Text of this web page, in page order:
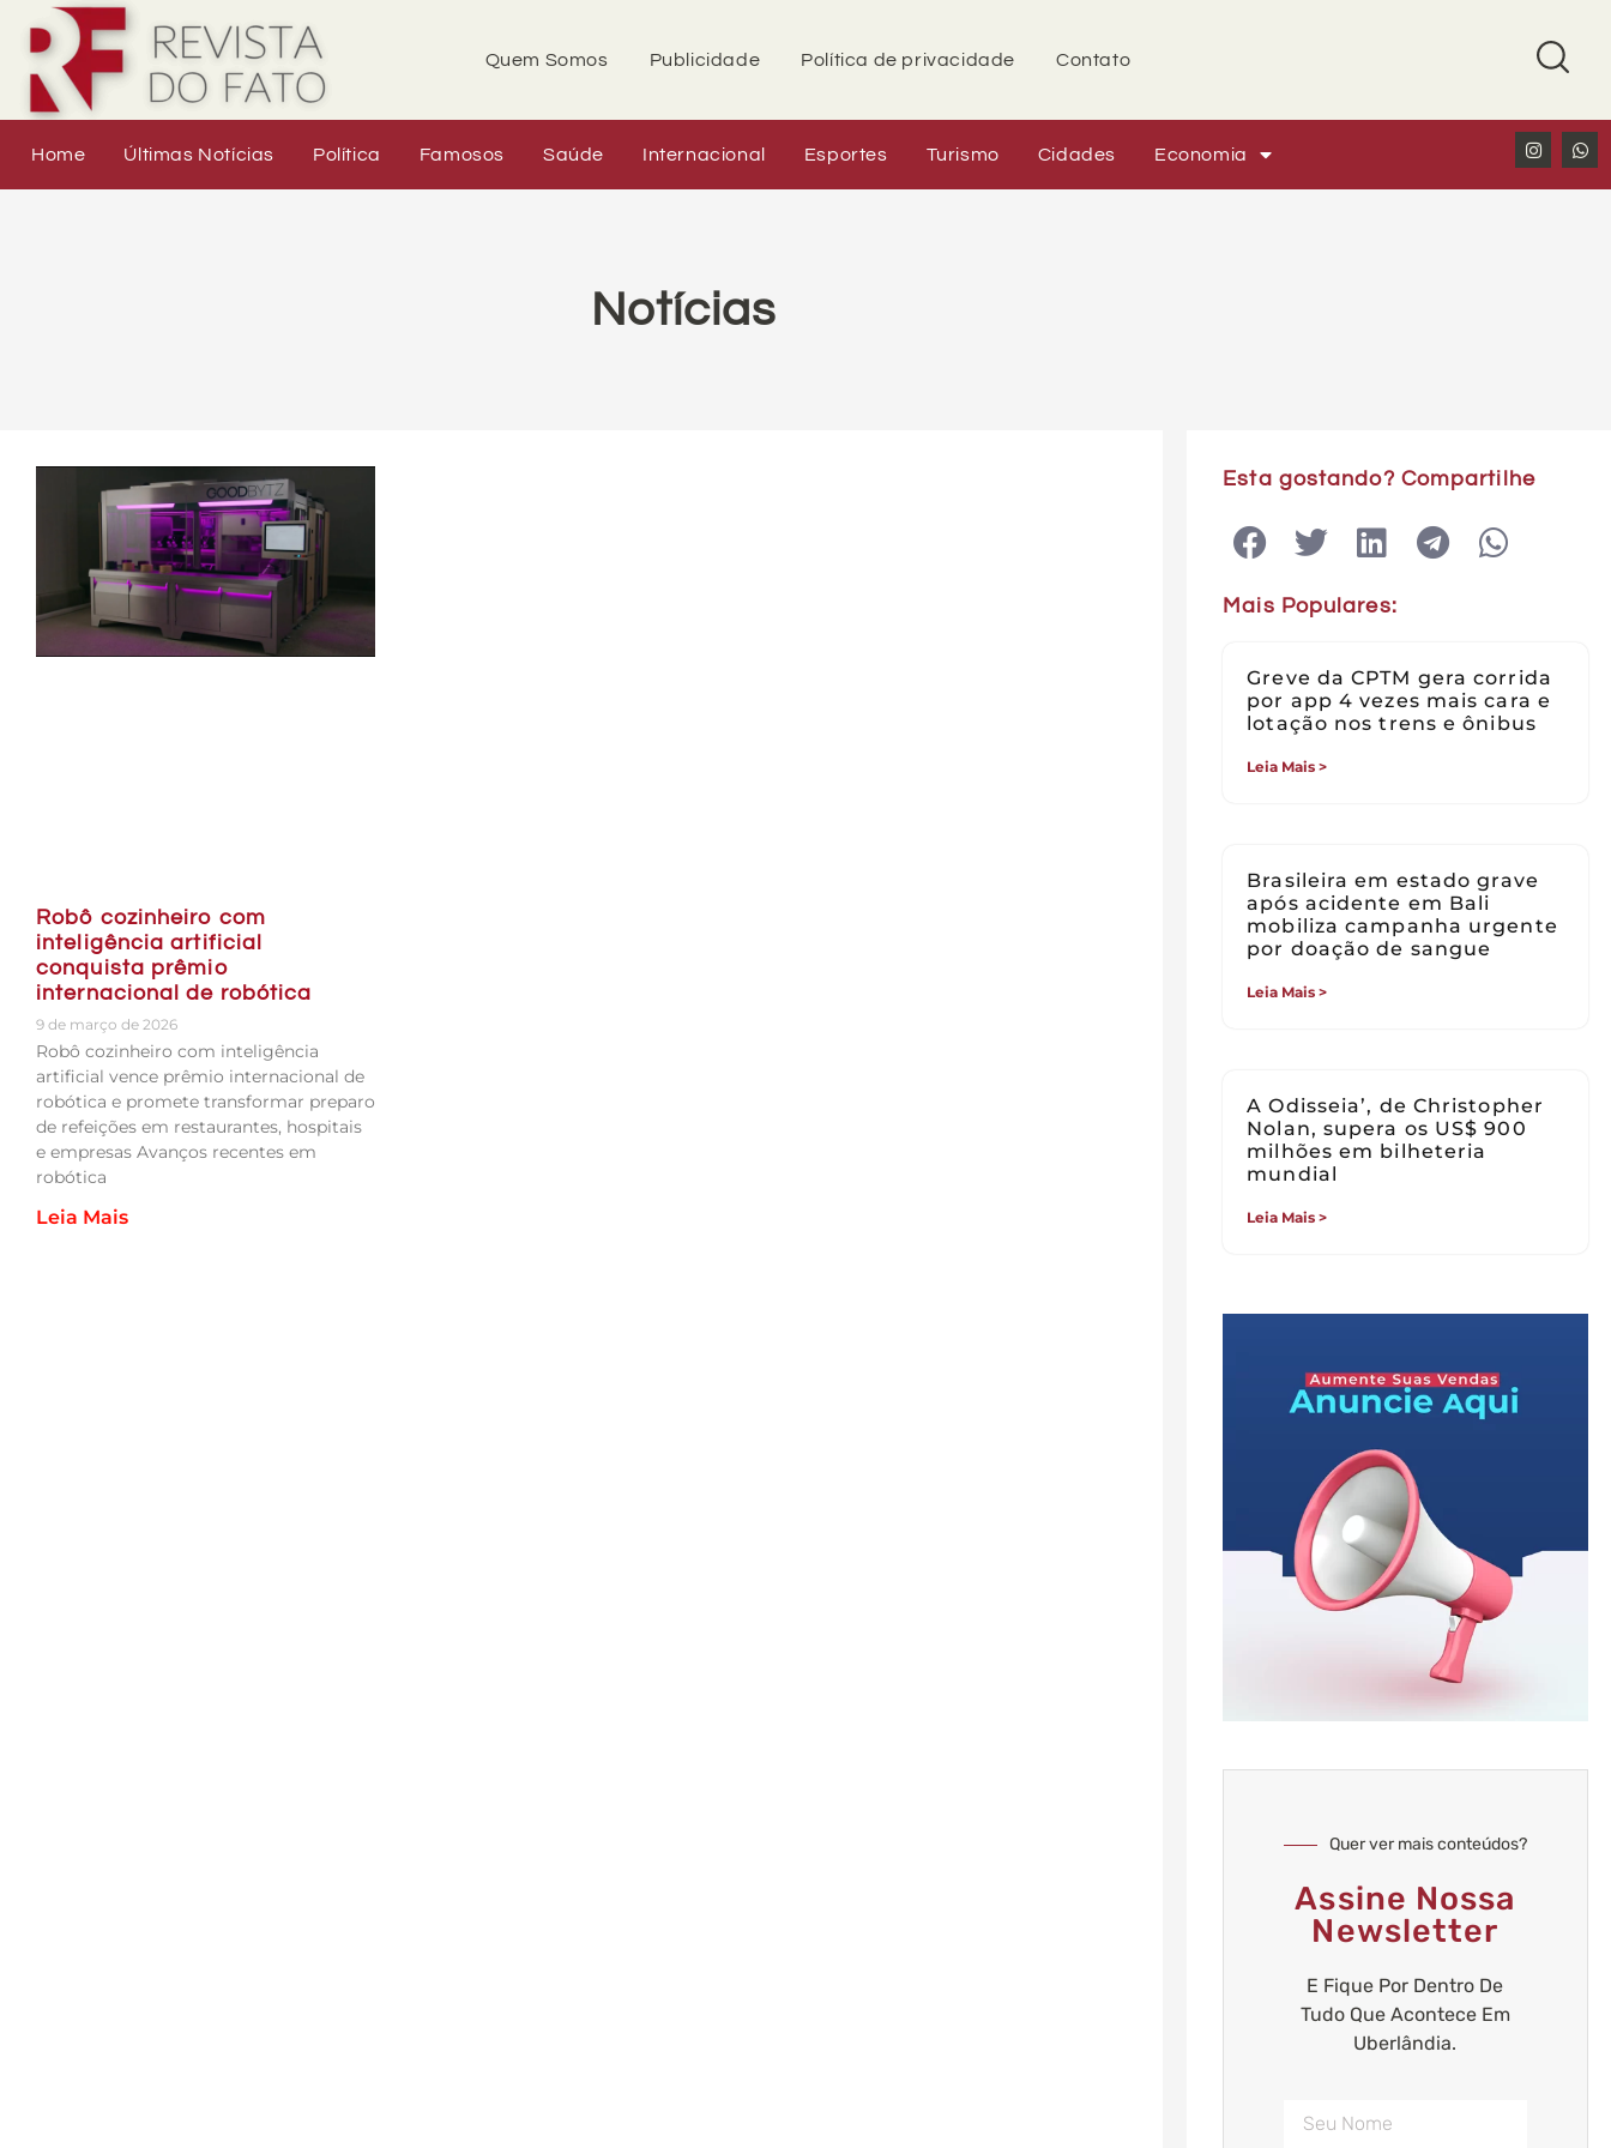
Quem Somos Publicidade Política de privacidade Contato
Home Últimas Notícias Política Famosos Saúde Internacional Esportes Turismo Cidades Economia
Notícias
Robô cozinheiro com
inteligência artificial
conquista prêmio
internacional de robótica
9 de março de 2026
Robô cozinheiro com inteligência
artificial vence prêmio internacional de
robótica e promete transformar preparo
de refeições em restaurantes, hospitais
e empresas Avanços recentes em
robótica
Leia Mais
Esta gostando? Compartilhe
Mais Populares:
Greve da CPTM gera corrida
por app 4 vezes mais cara e
lotação nos trens e ônibus
Leia Mais >
Brasileira em estado grave
após acidente em Bali
mobiliza campanha urgente
por doação de sangue
Leia Mais >
A Odisseia’, de Christopher
Nolan, supera os US$ 900
milhões em bilheteria
mundial
Leia Mais >
Quer ver mais conteúdos?
Assine Nossa
Newsletter
E Fique Por Dentro De
Tudo Que Acontece Em
Uberlândia.